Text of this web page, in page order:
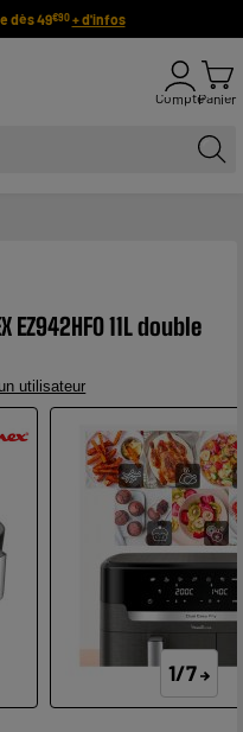
dès 49€90 + d'infos
ComptePanier
EZ942HF0 11L double
utilisateur
1/7